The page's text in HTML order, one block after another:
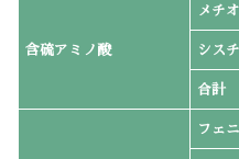
含硫アミノ酸
メチ
シス
合計
フェ